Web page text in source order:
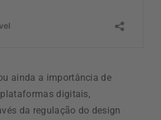
ainda a importância de
digitais,
da regulação do design